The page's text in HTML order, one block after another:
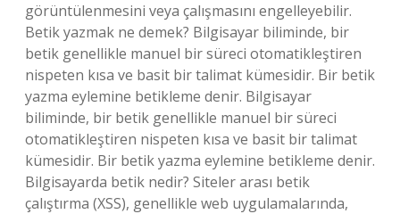
görüntülenmesini veya çalışmasını engelleyebilir.
Betik yazmak ne demek? Bilgisayar biliminde, bir
betik genellikle manuel bir süreci otomatikleştiren
nispeten kısa ve basit bir talimat kümesidir. Bir betik
yazma eylemine betikleme denir. Bilgisayar
biliminde, bir betik genellikle manuel bir süreci
otomatikleştiren nispeten kısa ve basit bir talimat
kümesidir. Bir betik yazma eylemine betikleme denir.
Bilgisayarda betik nedir? Siteler arası betik
çalıştırma (XSS), genellikle web uygulamalarında,